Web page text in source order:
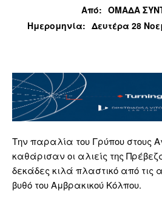
Από: ΟΜΑΔΑ
Ημερομηνία: Δευτέρα 28
Την παραλία του Γρύπου στους
καθάρισαν οι αλιείς της
δεκάδες κιλά πλαστικό από τις
βυθό του Αμβρακικού Κόλπου.